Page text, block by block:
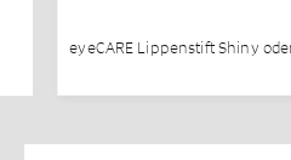
eyeCARE Lippenstift Shiny